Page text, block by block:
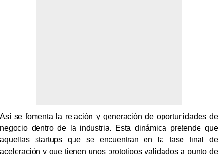
Así se fomenta la relación y generación de oportunidades de
negocio dentro de la industria. Esta dinámica pretende que
aquellas startups que se encuentran en la fase final de
aceleración y que tienen unos prototipos validados a punto de